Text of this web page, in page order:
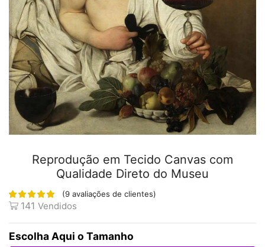
Reprodução em Tecido Canvas com
Qualidade Direto do Museu
(9 avaliações de clientes)
141 Vendidos
Tamanho